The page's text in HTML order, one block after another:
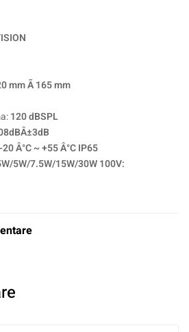
mm Ã 165 mm
120 dBSPL
-20 Â°C ~ +55 Â°C IP65
5W/7.5W/15W/30W 100V: